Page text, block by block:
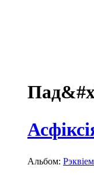
Альбом: Рэквіем